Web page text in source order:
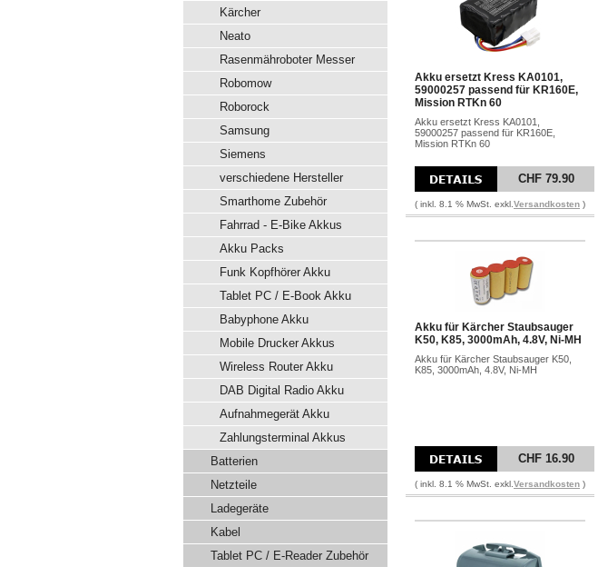
Kärcher
Neato
Rasenmähroboter Messer
Robomow
Roborock
Samsung
Siemens
verschiedene Hersteller
Smarthome Zubehör
Fahrrad - E-Bike Akkus
Akku Packs
Funk Kopfhörer Akku
Tablet PC / E-Book Akku
Babyphone Akku
Mobile Drucker Akkus
Wireless Router Akku
DAB Digital Radio Akku
Aufnahmegerät Akku
Zahlungsterminal Akkus
Batterien
Netzteile
Ladegeräte
Kabel
Tablet PC / E-Reader Zubehör
Akku ersetzt Kress KA0101,
59000257 passend für KR160E,
Mission RTKn 60
Akku ersetzt Kress KA0101,
59000257 passend für KR160E,
Mission RTKn 60
CHF 79.90
( inkl. 8.1 % MwSt. exkl. Versandkosten )
Akku für Kärcher Staubsauger
K50, K85, 3000mAh, 4.8V, Ni-MH
Akku für Kärcher Staubsauger K50,
K85, 3000mAh, 4.8V, Ni-MH
CHF 16.90
( inkl. 8.1 % MwSt. exkl. Versandkosten )